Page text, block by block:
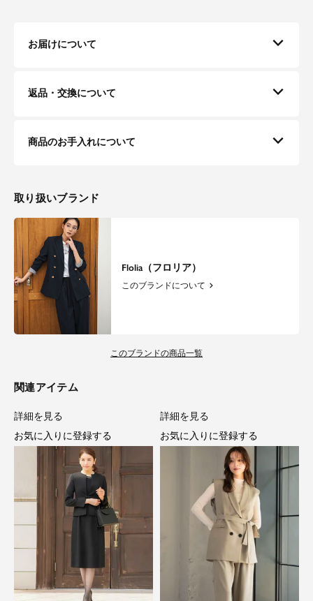
お届けについて
返品・交換について
商品のお手入れについて
取り扱いブランド
Flolia（フロリア）
このブランドについて
このブランドの商品一覧
関連アイテム
詳細を見る
お気に入りに登録する
詳細を見る
お気に入りに登録する